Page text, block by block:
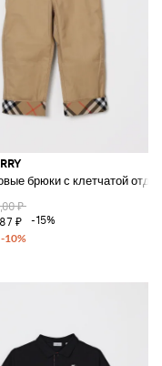
брюки с клетчатой
₽
₽
-15%